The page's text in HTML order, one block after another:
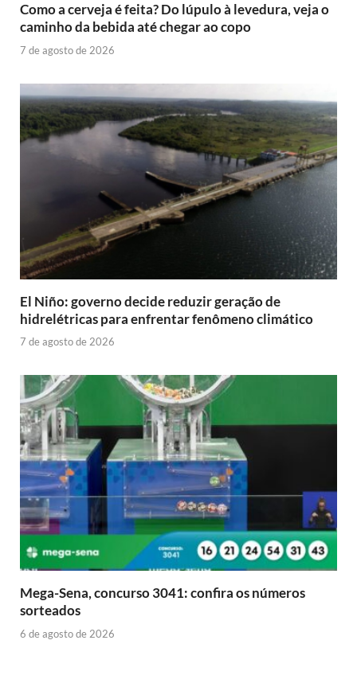
Como a cerveja é feita? Do lúpulo à levedura, veja o
caminho da bebida até chegar ao copo
7 de agosto de 2026
El Niño: governo decide reduzir geração de
hidrelétricas para enfrentar fenômeno climático
7 de agosto de 2026
Mega-Sena, concurso 3041: confira os números
sorteados
6 de agosto de 2026